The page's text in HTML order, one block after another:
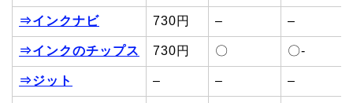
⇒インクナビ 730円 – –
⇒インクのチップス 730円 〇 〇-
⇒ジット – – –